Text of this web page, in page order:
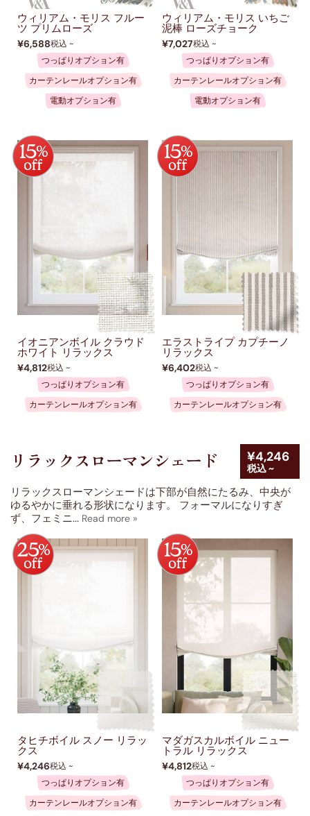
ウィリアム・モリス フルー
ツ プリムローズ
¥6,588税込 ~
つっぱりオプション有
カーテンレールオプション有
電動オプション有
ウィリアム・モリス いちご
泥棒 ローズチョーク
¥7,027税込 ~
つっぱりオプション有
カーテンレールオプション有
電動オプション有
イオニアンボイル クラウド
ホワイト リラックス
¥4,812税込 ~
つっぱりオプション有
カーテンレールオプション有
エラストライプ カプチーノ
リラックス
¥6,402税込 ~
つっぱりオプション有
カーテンレールオプション有
リラックスローマンシェード ¥4,246
税込 ~
リラックスローマンシェードは下部が自然にたるみ、中央が
ゆるやかに垂れる形状になります。 フォーマルになりすぎ
ず、フェミニ...
タヒチボイル スノー リラッ
クス
¥4,246税込 ~
つっぱりオプション有
カーテンレールオプション有
マダガスカルボイル ニュー
トラル リラックス
¥4,812税込 ~
つっぱりオプション有
カーテンレールオプション有